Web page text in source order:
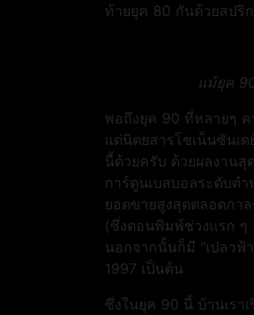
ท้ายยุค 80 กันด้วยสปริ
แม้ยุค
พอถึงยุค 90 ที่หลายๆ
แต่นิตยสารโชเน็นซันเ
นี้ด้วยครับ ด้วยผลงานสุ
การ์ตูนเบสบอลระดับต
ยอดขายสูงสุดตลอดกา
(ซึ่งตอนพิมพ์ช่วงแรก ๆ
นอกจากนั้นก็มี “เปลวฟ้
1997 เป็นต้น
ซึ่งในยุค 90 นี้ บ้านเรา